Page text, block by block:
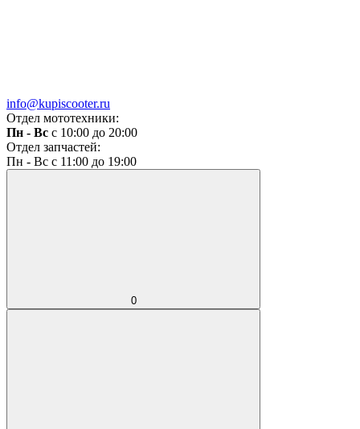
info@kupiscooter.ru
Отдел мототехники:
Пн - Вс с 10:00 до 20:00
Отдел запчастей:
Пн - Вс с 11:00 до 19:00
0